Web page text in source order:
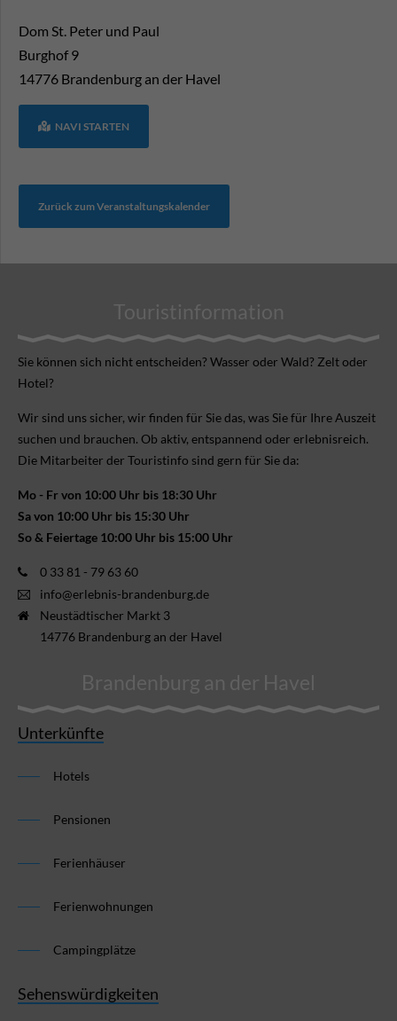
Dom St. Peter und Paul
Burghof 9
14776 Brandenburg an der Havel
NAVI STARTEN
Zurück zum Veranstaltungskalender
Touristinformation
Sie können sich nicht ent­scheiden? Wasser oder Wald? Zelt oder
Hotel?
Wir sind uns sicher, wir finden für Sie das, was Sie für Ihre Aus­zeit
suchen und brauchen. Ob aktiv, ent­spannend oder erlebnis­reich.
Die Mitarbeiter der Touristinfo sind gern für Sie da:
Mo - Fr von 10:00 Uhr bis 18:30 Uhr
Sa von 10:00 Uhr bis 15:30 Uhr
So & Feiertage 10:00 Uhr bis 15:00 Uhr
0 33 81 - 79 63 60
info@erlebnis-brandenburg.de
Neustädtischer Markt 3
14776 Brandenburg an der Havel
Brandenburg an der Havel
Unterkünfte
Hotels
Pensionen
Ferienhäuser
Ferienwohnungen
Campingplätze
Sehenswürdigkeiten